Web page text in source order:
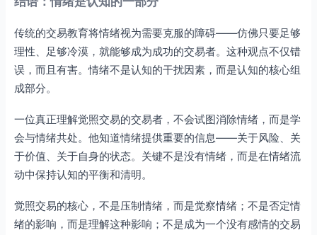
传统的交易教育将情绪视为需要克服的障碍——仿佛只要足够
理性、足够冷漠，就能够成为成功的交易者。这种观点不仅错
误，而且有害。情绪不是认知的干扰因素，而是认知的核心组
成部分。
一位真正理解觉照交易的交易者，不会试图消除情绪，而是学
会与情绪共处。他知道情绪提供重要的信息——关于风险、关
于价值、关于自身的状态。关键不是没有情绪，而是在情绪流
动中保持认知的平衡和清明。
觉照交易的核心，不是压制情绪，而是觉察情绪；不是否定情
绪的影响，而是理解这种影响；不是成为一个没有感情的交易